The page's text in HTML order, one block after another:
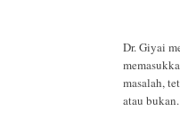
Dr. Giyai
masalah,
atau bukan.